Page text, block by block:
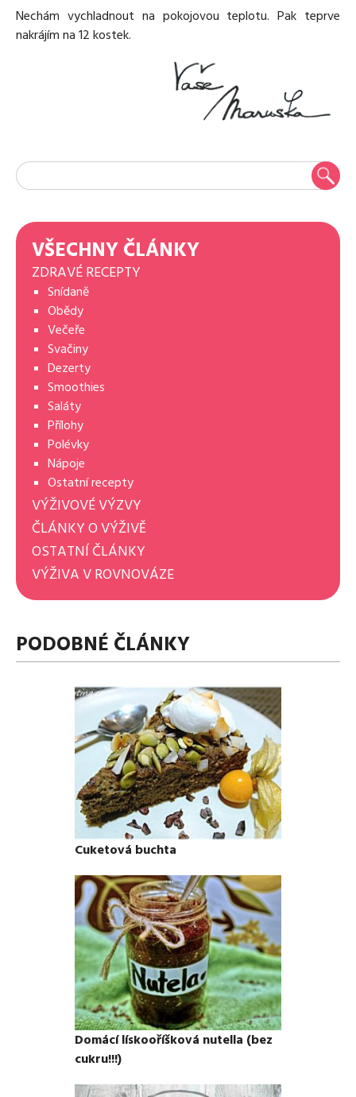
Nechám vychladnout na pokojovou teplotu. Pak teprve
nakrájím na 12 kostek.
VŠECHNY ČLÁNKY
ZDRAVÉ RECEPTY
Snídaně
Obědy
Večeře
Svačiny
Dezerty
Smoothies
Saláty
Přílohy
Polévky
Nápoje
Ostatní recepty
VÝŽIVOVÉ VÝZVY
ČLÁNKY O VÝŽIVĚ
OSTATNÍ ČLÁNKY
VÝŽIVA V ROVNOVÁZE
PODOBNÉ ČLÁNKY
Cuketová buchta
Domácí lískooříšková nutella (bez
cukru!!!)